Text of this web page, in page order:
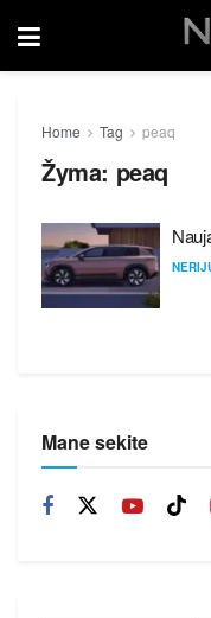
Home Tag peaq
Žyma: peaq
Mane sekite